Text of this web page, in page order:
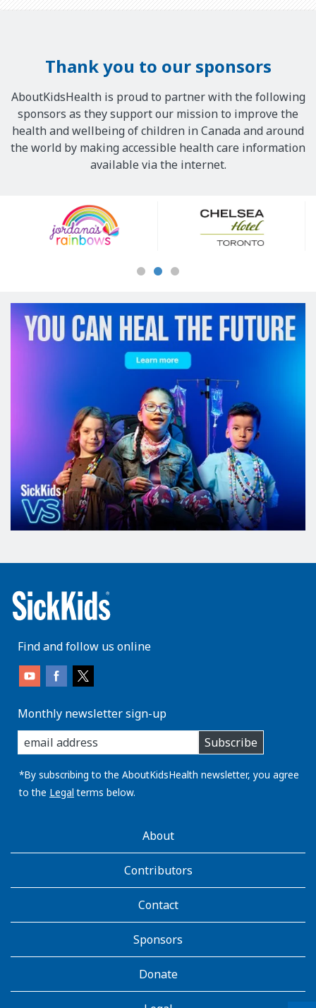
Thank you to our sponsors
AboutKidsHealth is proud to partner with the following
sponsors as they support our mission to improve the
health and wellbeing of children in Canada and around
the world by making accessible health care information
available via the internet.
Sponsors
Find and follow us online
Monthly newsletter sign-up
enter
you
email
address:
Subscribe
*By subscribing to the AboutKidsHealth newsletter, you agree
to the Legal terms below.
AboutKidsHealthAbout
Contributors
Contact
Sponsors
Donate